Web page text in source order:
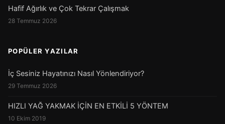
Hafif Ağırlık ve Çok Tekrar Çalışmak
28 Temmuz 2026
POPÜLER YAZILAR
İç Sesiniz Hayatınızı Nasıl Yönlendiriyor?
29 Temmuz 2026
HIZLI YAĞ YAKMAK İÇİN EN ETKİLİ 5 YÖNTEM
10 Ekim 2019